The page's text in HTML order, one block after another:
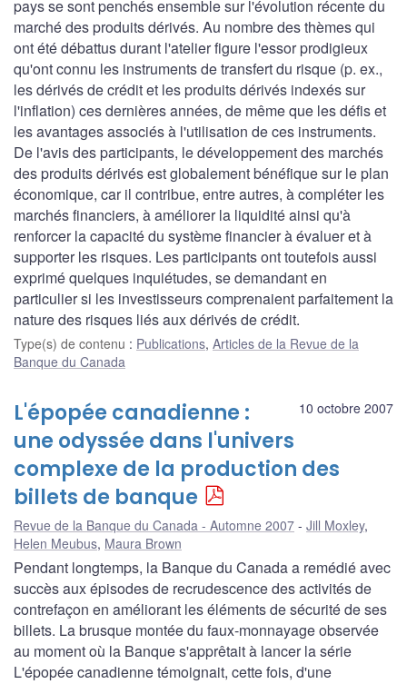
pays se sont penchés ensemble sur l'évolution récente du
marché des produits dérivés. Au nombre des thèmes qui
ont été débattus durant l'atelier figure l'essor prodigieux
qu'ont connu les instruments de transfert du risque (p. ex.,
les dérivés de crédit et les produits dérivés indexés sur
l'inflation) ces dernières années, de même que les défis et
les avantages associés à l'utilisation de ces instruments.
De l'avis des participants, le développement des marchés
des produits dérivés est globalement bénéfique sur le plan
économique, car il contribue, entre autres, à compléter les
marchés financiers, à améliorer la liquidité ainsi qu'à
renforcer la capacité du système financier à évaluer et à
supporter les risques. Les participants ont toutefois aussi
exprimé quelques inquiétudes, se demandant en
particulier si les investisseurs comprenaient parfaitement la
nature des risques liés aux dérivés de crédit.
Type(s) de contenu : Publications, Articles de la Revue de la
Banque du Canada
10 octobre 2007
L'épopée canadienne :
une odyssée dans l'univers
complexe de la production des
billets de banque
Revue de la Banque du Canada - Automne 2007 Jill Moxley,
Helen Meubus, Maura Brown
Pendant longtemps, la Banque du Canada a remédié avec
succès aux épisodes de recrudescence des activités de
contrefaçon en améliorant les éléments de sécurité de ses
billets. La brusque montée du faux-monnayage observée
au moment où la Banque s'apprêtait à lancer la série
L'épopée canadienne témoignait, cette fois, d'une